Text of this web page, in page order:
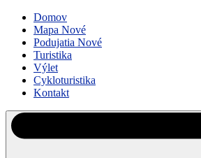
Domov
Mapa Nové
Podujatia Nové
Turistika
Výlet
Cykloturistika
Kontakt